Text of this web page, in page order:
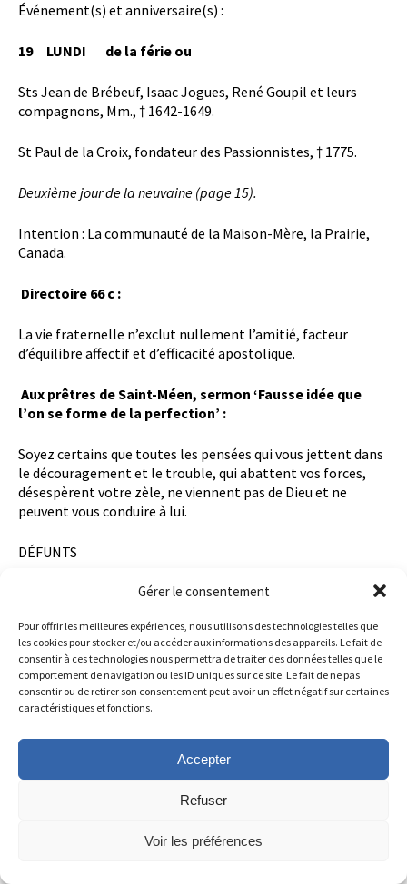
Gérer le consentement
Pour offrir les meilleures expériences, nous utilisons des technologies telles que
les cookies pour stocker et/ou accéder aux informations des appareils. Le fait de
consentir à ces technologies nous permettra de traiter des données telles que le
comportement de navigation ou les ID uniques sur ce site. Le fait de ne pas
consentir ou de retirer son consentement peut avoir un effet négatif sur certaines
caractéristiques et fonctions.
Accepter
Refuser
Voir les préférences
Événement(s) et anniversaire(s) :
19 LUNDI de la férie ou
Sts Jean de Brébeuf, Isaac Jogues, René Goupil et leurs
compagnons, Mm., † 1642-1649.
St Paul de la Croix, fondateur des Passionnistes, † 1775.
Deuxième jour de la neuvaine (page 15).
Intention : La communauté de la Maison-Mère, la Prairie,
Canada.
Directoire 66 c :
La vie fraternelle n’exclut nullement l’amitié, facteur
d’équilibre affectif et d’efficacité apostolique.
Aux prêtres de Saint-Méen, sermon ‘Fausse idée que
l’on se forme de la perfection’ :
Soyez certains que toutes les pensées qui vous jettent dans
le découragement et le trouble, qui abattent vos forces,
désespèrent votre zèle, ne viennent pas de Dieu et ne
peuvent vous conduire à lui.
DÉFUNTS
1975, F. Pierre Rousselot (Anatolien-Méven).- 1995, F. Louis
Mary).
Événement(s) et anniversaire(s) :
20 MARDI de la férie
Troisième jour de la neuvaine (page 15).
Par la prière assidue, la disponibilité, la sérénité, les Frères
parvenus à l’âge de la retraite sont un précieux facteur